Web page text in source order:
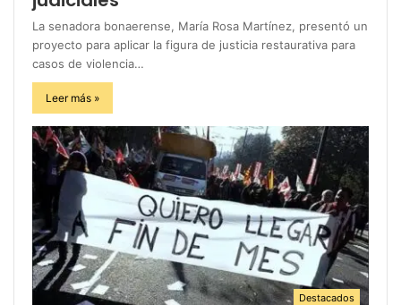
La senadora bonaerense, María Rosa Martínez, presentó un
proyecto para aplicar la figura de justicia restaurativa para
casos de violencia…
Leer más »
Destacados